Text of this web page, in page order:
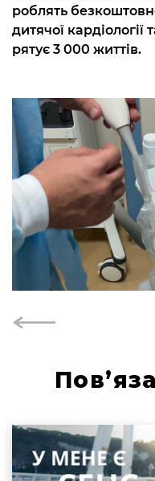
роблять
дитячої кардіології
рятує 3 000 життів.